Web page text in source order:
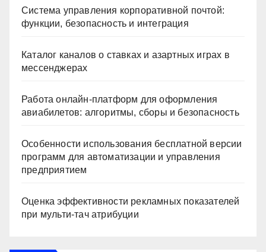
Система управления корпоративной почтой:
функции, безопасность и интеграция
Каталог каналов о ставках и азартных играх в
мессенджерах
Работа онлайн‑платформ для оформления
авиабилетов: алгоритмы, сборы и безопасность
Особенности использования бесплатной версии
программ для автоматизации и управления
предприятием
Оценка эффективности рекламных показателей
при мульти-тач атрибуции